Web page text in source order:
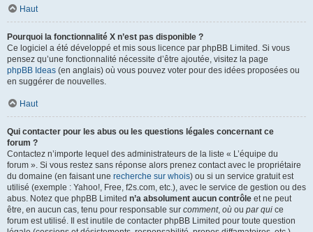
Haut
Pourquoi la fonctionnalité X n’est pas disponible ?
Ce logiciel a été développé et mis sous licence par phpBB Limited. Si vous
pensez qu’une fonctionnalité nécessite d’être ajoutée, visitez la page
phpBB Ideas (en anglais) où vous pouvez voter pour des idées proposées ou
en suggérer de nouvelles.
Haut
Qui contacter pour les abus ou les questions légales concernant ce
forum ?
Contactez n’importe lequel des administrateurs de la liste « L’équipe du
forum ». Si vous restez sans réponse alors prenez contact avec le propriétaire
du domaine (en faisant une recherche sur whois) ou si un service gratuit est
utilisé (exemple : Yahoo!, Free, f2s.com, etc.), avec le service de gestion ou des
abus. Notez que phpBB Limited n’a absolument aucun contrôle et ne peut
être, en aucun cas, tenu pour responsable sur comment, où ou par qui ce
forum est utilisé. Il est inutile de contacter phpBB Limited pour toute question